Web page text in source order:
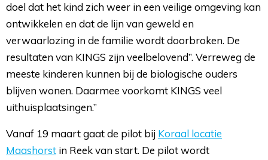
doel dat het kind zich weer in een veilige omgeving kan
ontwikkelen en dat de lijn van geweld en
verwaarlozing in de familie wordt doorbroken. De
resultaten van KINGS zijn veelbelovend”. Verreweg de
meeste kinderen kunnen bij de biologische ouders
blijven wonen. Daarmee voorkomt KINGS veel
uithuisplaatsingen.”
Vanaf 19 maart gaat de pilot bij Koraal locatie
Maashorst in Reek van start. De pilot wordt